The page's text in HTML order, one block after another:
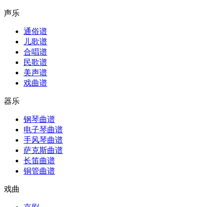
声乐
通俗谱
儿歌谱
合唱谱
民歌谱
美声谱
戏曲谱
器乐
钢琴曲谱
电子琴曲谱
手风琴曲谱
萨克斯曲谱
长笛曲谱
铜管曲谱
戏曲